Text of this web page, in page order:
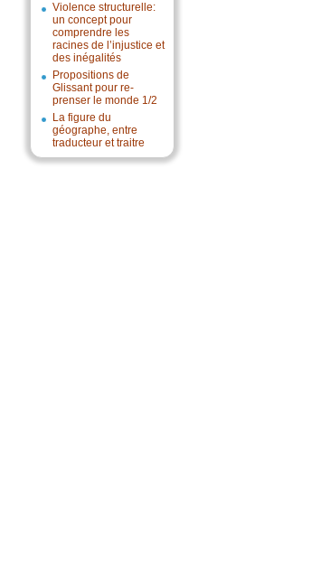
Violence structurelle:
un concept pour
comprendre les
racines de l’injustice et
des inégalités
Propositions de
Glissant pour re-
prenser le monde 1/2
La figure du
géographe, entre
traducteur et traitre